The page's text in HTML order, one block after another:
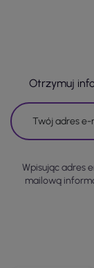
Otrzymuj
Wpisując adres
mailową